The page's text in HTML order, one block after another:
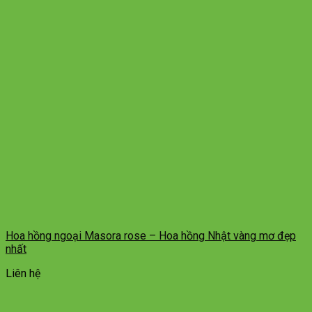
Hoa hồng ngoại Masora rose – Hoa hồng Nhật vàng mơ đẹp
nhất
Liên hệ